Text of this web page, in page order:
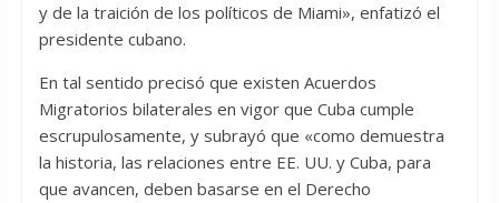
y de la traición de los políticos de Miami», enfatizó el
presidente cubano.
En tal sentido precisó que existen Acuerdos
Migratorios bilaterales en vigor que Cuba cumple
escrupulosamente, y subrayó que «como demuestra
la historia, las relaciones entre EE. UU. y Cuba, para
que avancen, deben basarse en el Derecho